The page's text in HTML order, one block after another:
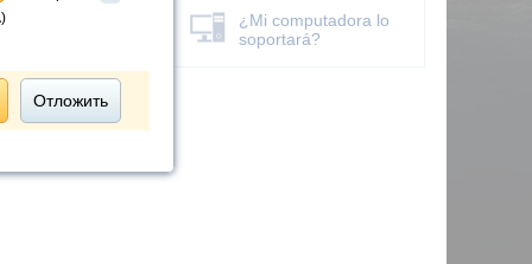
¿Mi computadora lo
soportará?
Отложить